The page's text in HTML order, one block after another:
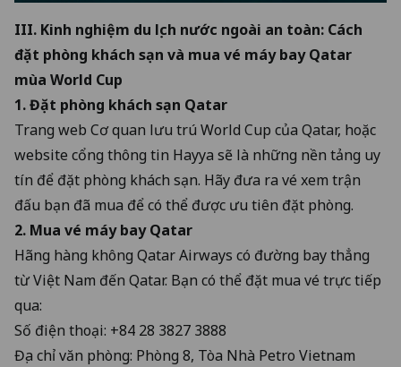
III. Kinh nghiệm du lịch nước ngoài an toàn: Cách
đặt phòng khách sạn và mua vé máy bay Qatar
mùa World Cup
1. Đặt phòng khách sạn Qatar
Trang web Cơ quan lưu trú World Cup của Qatar, hoặc
website cổng thông tin Hayya sẽ là những nền tảng uy
tín để đặt phòng khách sạn. Hãy đưa ra vé xem trận
đấu bạn đã mua để có thể được ưu tiên đặt phòng.
2. Mua vé máy bay Qatar
Hãng hàng không Qatar Airways có đường bay thẳng
từ Việt Nam đến Qatar. Bạn có thể đặt mua vé trực tiếp
qua:
Số điện thoại: +84 28 3827 3888
Địa chỉ văn phòng: Phòng 8, Tòa Nhà Petro Vietnam